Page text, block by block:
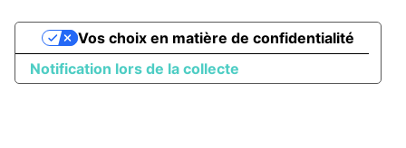
Notification lors de la collecte
Vos choix en matière de confidentialité